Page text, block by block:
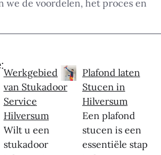
we de voordelen, het proces en
Werkgebied
van Stukadoor
Service
Hilversum
Wilt u een
stukadoor
Plafond laten
Stucen in
Hilversum
Een plafond
stucen is een
essentiële stap